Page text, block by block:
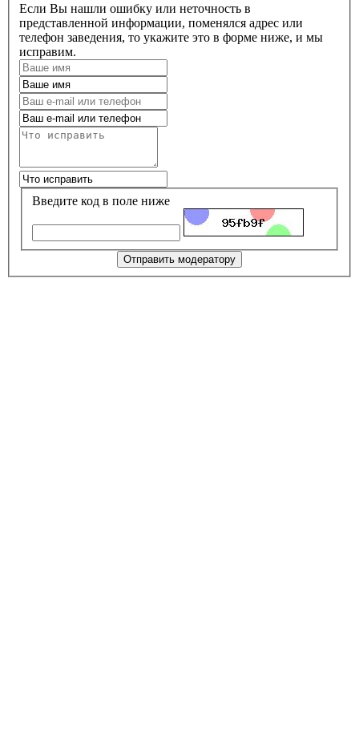
Если Вы нашли ошибку или неточность в
представленной информации, поменялся адрес или
телефон заведения, то укажите это в форме ниже, и мы
исправим.
Введите код в поле ниже
Отправить модератору